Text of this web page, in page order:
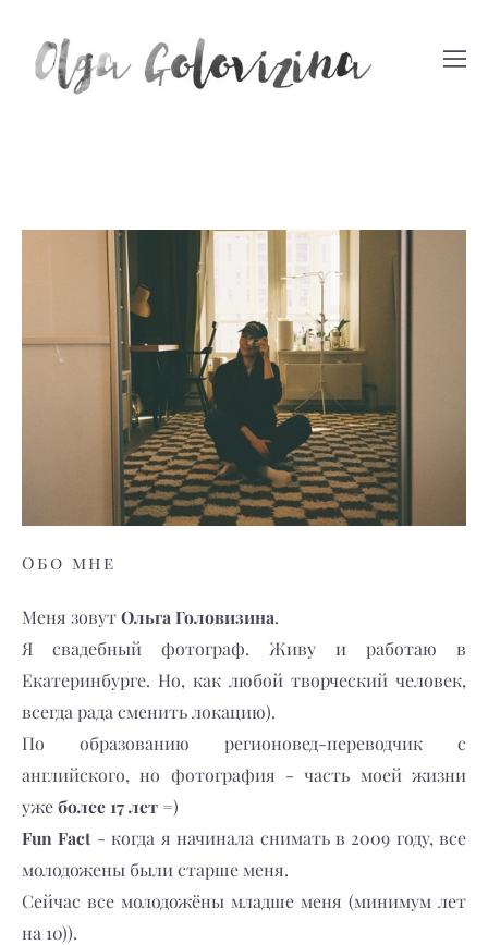
Обо мне
Меня зовут Ольга Головизина.
Я свадебный фотограф. Живу и работаю в
Екатеринбурге. Но, как любой творческий человек,
всегда рада сменить локацию).
По образованию регионовед-переводчик с
английского, но фотография - часть моей жизни
уже более 17 лет =)
Fun Fact - когда я начинала снимать в 2009 году, все
молодожены были старше меня.
Сейчас все молодожёны младше меня (минимум лет
на 10)).